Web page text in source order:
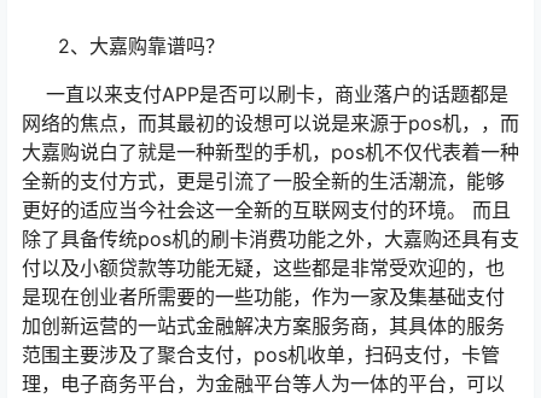
2、大嘉购靠谱吗？
一直以来支付APP是否可以刷卡，商业落户的话题都是
网络的焦点，而其最初的设想可以说是来源于pos机，，而
大嘉购说白了就是一种新型的手机，pos机不仅代表着一种
全新的支付方式，更是引流了一股全新的生活潮流，能够
更好的适应当今社会这一全新的互联网支付的环境。 而且
除了具备传统pos机的刷卡消费功能之外，大嘉购还具有支
付以及小额贷款等功能无疑，这些都是非常受欢迎的，也
是现在创业者所需要的一些功能，作为一家及集基础支付
加创新运营的一站式金融解决方案服务商，其具体的服务
范围主要涉及了聚合支付，pos机收单，扫码支付，卡管
理，电子商务平台，为金融平台等人为一体的平台，可以